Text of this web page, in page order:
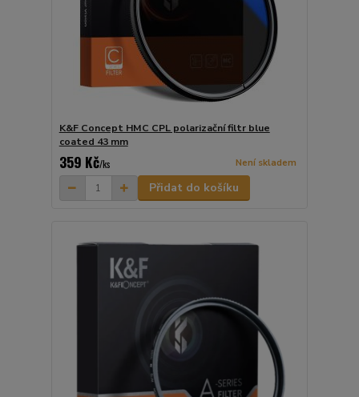
K&F Concept HMC CPL polarizační filtr blue
coated 43 mm
359 Kč/ks Není skladem
Přidat do košíku